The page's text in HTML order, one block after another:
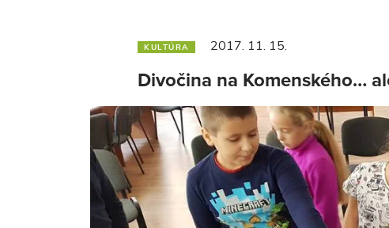
KULTÚRA 2017. 11. 15.
Divočina na Komenského…